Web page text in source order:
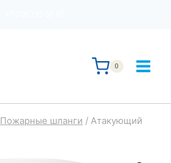
0
Пожарные шланги / Атакующий